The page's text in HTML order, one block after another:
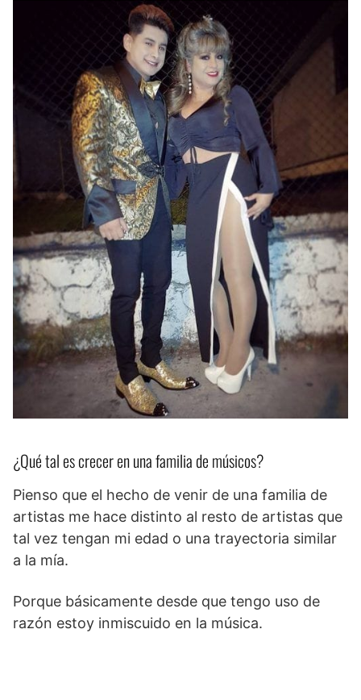
¿Qué tal es crecer en una familia de músicos?
Pienso que el hecho de venir de una familia de
artistas me hace distinto al resto de artistas que
tal vez tengan mi edad o una trayectoria similar
a la mía.
Porque básicamente desde que tengo uso de
razón estoy inmiscuido en la música.